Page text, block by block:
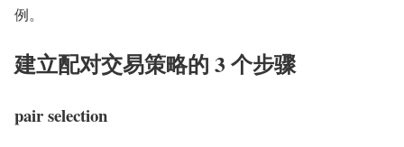
例。
建立配对交易策略的 3 个步骤
pair selection